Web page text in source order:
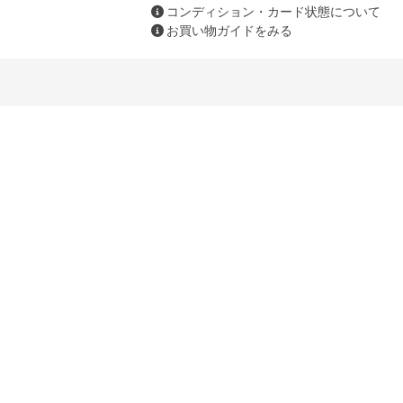
コンディション・カード状態について
お買い物ガイドをみる